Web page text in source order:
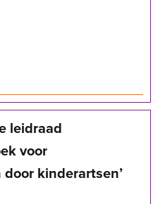
leidraad
voor
kinderartsen’